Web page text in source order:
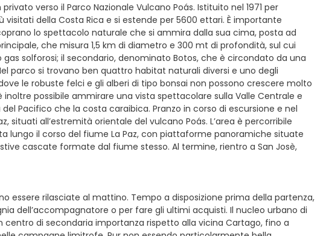
verso il Parco Nazionale Vulcano Poás. Istituito nel 1971 per
della Costa Rica e si estende per 5600 ettari. È importante
lo spettacolo naturale che si ammira dalla sua cima, posta ad
che misura 1,5 km di diametro e 300 mt di profondità, sul cui
solforosi; il secondario, denominato Botos, che è circondato da una
parco si trovano ben quattro habitat naturali diversi e uno degli
le robuste felci e gli alberi di tipo bonsai non possono crescere molto
possibile ammirare una vista spettacolare sulla Valle Centrale e
Pacifico che la costa caraibica. Pranzo in corso di escursione e nel
situati all’estremità orientale del vulcano Poás. L’area è percorribile
lungo il corso del fiume La Paz, con piattaforme panoramiche situate
cascate formate dal fiume stesso. Al termine, rientro a San Josè,
essere rilasciate al mattino. Tempo a disposizione prima della partenza,
dell’accompagnatore o per fare gli ultimi acquisti. Il nucleo urbano di
centro di secondaria importanza rispetto alla vicina Cartago, fino a